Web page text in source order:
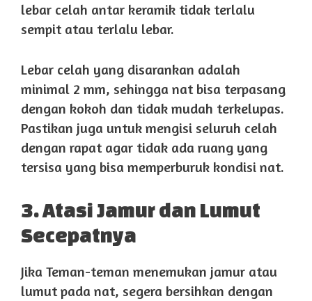
lebar celah antar keramik tidak terlalu
sempit atau terlalu lebar.
Lebar celah yang disarankan adalah
minimal 2 mm, sehingga nat bisa terpasang
dengan kokoh dan tidak mudah terkelupas.
Pastikan juga untuk mengisi seluruh celah
dengan rapat agar tidak ada ruang yang
tersisa yang bisa memperburuk kondisi nat.
3. Atasi Jamur dan Lumut
Secepatnya
Jika Teman-teman menemukan jamur atau
lumut pada nat, segera bersihkan dengan